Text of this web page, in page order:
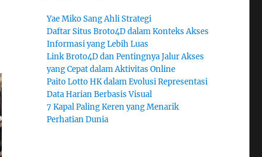
Yae Miko Sang Ahli Strategi
Daftar Situs Broto4D dalam Konteks Akses
Informasi yang Lebih Luas
Link Broto4D dan Pentingnya Jalur Akses
yang Cepat dalam Aktivitas Online
Paito Lotto HK dalam Evolusi Representasi
Data Harian Berbasis Visual
7 Kapal Paling Keren yang Menarik
Perhatian Dunia